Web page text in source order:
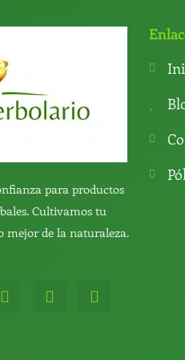
para productos
Cultivamos tu
mejor de la naturaleza.
T
e
Y
o
T
i